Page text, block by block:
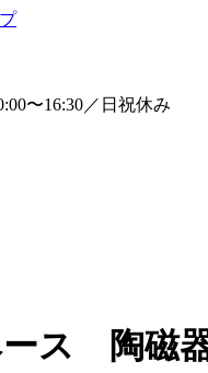
〜16:30／日祝休み
ス 陶磁